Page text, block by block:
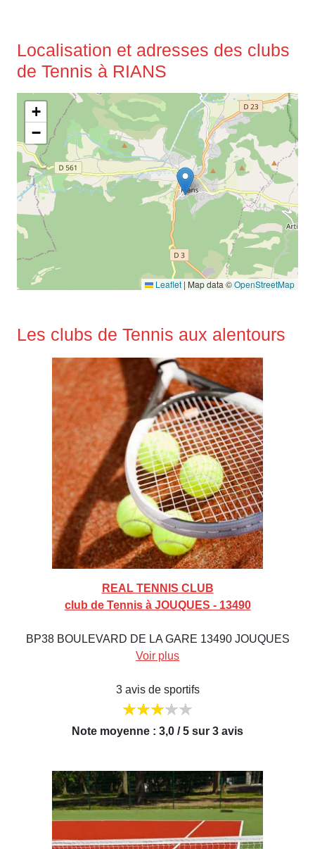
Localisation et adresses des clubs
de Tennis à RIANS
+
−
Leaflet | Map data ©OpenStreetMap
Les clubs de Tennis aux alentours
REAL TENNIS CLUB
club de Tennis à JOUQUES - 13490
BP38 BOULEVARD DE LA GARE 13490 JOUQUES
Voir plus
3 avis de sportifs
Note moyenne : 3,0 / 5 sur 3 avis